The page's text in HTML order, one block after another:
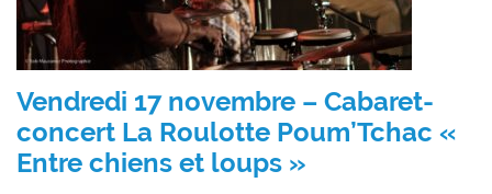
Vendredi 17 novembre – Cabaret-
concert La Roulotte Poum’Tchac «
Entre chiens et loups »